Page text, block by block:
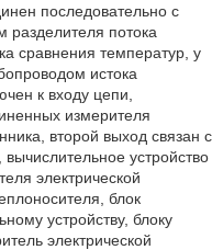
последовательно с
потока
сравнения температур, у
истока
к входу цепи,
измерителя
второй выход связан с
устройство
электрической
блок
устройству, блоку
электрической